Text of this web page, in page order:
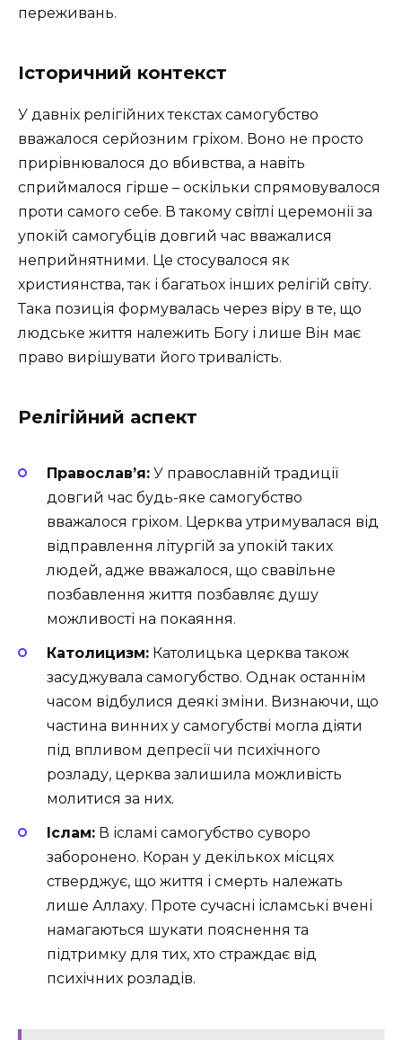
переживань.
Історичний контекст
У давніх релігійних текстах самогубство
вважалося серйозним гріхом. Воно не просто
прирівнювалося до вбивства, а навіть
сприймалося гірше – оскільки спрямовувалося
проти самого себе. В такому світлі церемонії за
упокій самогубців довгий час вважалися
неприйнятними. Це стосувалося як
християнства, так і багатьох інших релігій світу.
Така позиція формувалась через віру в те, що
людське життя належить Богу і лише Він має
право вирішувати його тривалість.
Релігійний аспект
Православ’я: У православній традиції
довгий час будь-яке самогубство
вважалося гріхом. Церква утримувалася від
відправлення літургій за упокій таких
людей, адже вважалося, що свавільне
позбавлення життя позбавляє душу
можливості на покаяння.
Католицизм: Католицька церква також
засуджувала самогубство. Однак останнім
часом відбулися деякі зміни. Визнаючи, що
частина винних у самогубстві могла діяти
під впливом депресії чи психічного
розладу, церква залишила можливість
молитися за них.
Іслам: В ісламі самогубство суворо
заборонено. Коран у декількох місцях
стверджує, що життя і смерть належать
лише Аллаху. Проте сучасні ісламські вчені
намагаються шукати пояснення та
підтримку для тих, хто страждає від
психічних розладів.